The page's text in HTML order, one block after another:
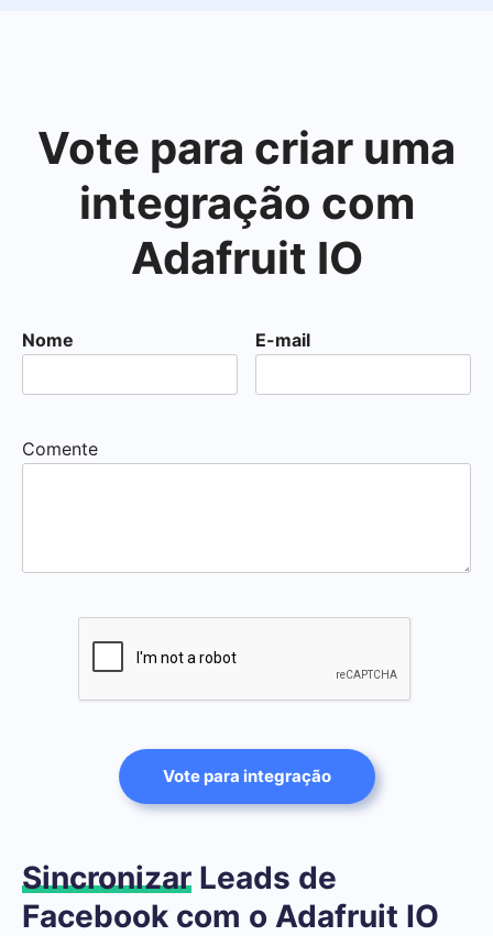
Vote para criar uma
integração com
Adafruit IO
Nome E-mail
Comente
Vote para integração
Sincronizar Leads de
Facebook com o Adafruit IO